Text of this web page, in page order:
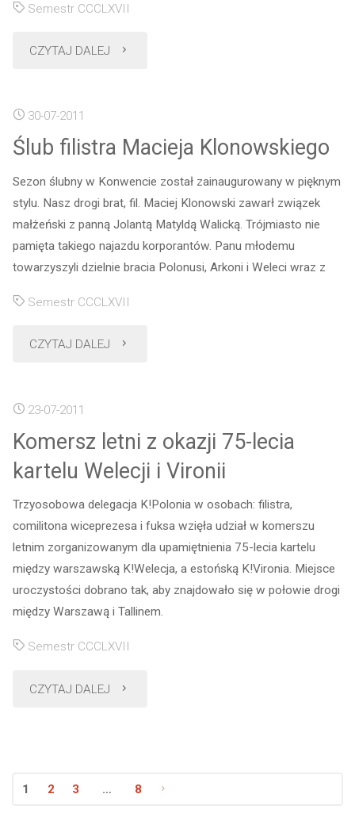
Semestr CCCLXVII
CZYTAJ DALEJ "Konwent
cz.
30-07-2011
Ślub filistra Macieja Klonowskiego
Sezon ślubny w Konwencie został zainaugurowany w pięknym
stylu. Nasz drogi brat, fil. Maciej Klonowski zawarł związek
małżeński z panną Jolantą Matyldą Walicką. Trójmiasto nie
pamięta takiego najazdu korporantów. Panu młodemu
towarzyszyli dzielnie bracia Polonusi, Arkoni i Weleci wraz z
Semestr CCCLXVII
CZYTAJ DALEJ "Ślub
Klonowskiego"
23-07-2011
Komersz letni z okazji 75-lecia
kartelu Welecji i Vironii
Trzyosobowa delegacja K!Polonia w osobach: filistra,
comilitona wiceprezesa i fuksa wzięła udział w komerszu
letnim zorganizowanym dla upamiętnienia 75-lecia kartelu
między warszawską K!Welecja, a estońską K!Vironia. Miejsce
uroczystości dobrano tak, aby znajdowało się w połowie drogi
między Warszawą i Tallinem.
Semestr CCCLXVII
CZYTAJ DALEJ "Komersz
okazji
1 2 3 … 8